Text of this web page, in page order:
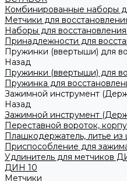
Комбинированные наборы
Метчики для
Наборы для
Принадлежности для
Пружинки (ввертыши) для
Назад
Пружинки (ввертыши) для
Пружинка для
Зажимной инструмент
Назад
Зажимной инструмент
Переставной вороток,
Плашкодержатель, литье из
Приспособление для
Удлинитель для метчиков
ДИН 10
Метчики